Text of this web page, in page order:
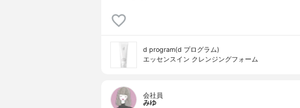
d program(d プログラム)
エッセンスイン クレンジングフォーム
会社員
みゆ